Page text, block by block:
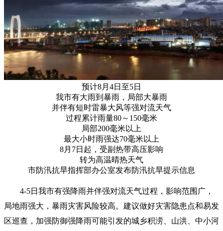
预计8月4日至5日
我市有大雨到暴雨，局部大暴雨
并伴有短时雷暴大风等强对流天气
过程累计雨量80～150毫米
局部200毫米以上
最大小时雨强达70毫米以上
8月7日起，受副热带高压影响
转为高温晴热天气
市防汛抗旱指挥部办公室发布防汛抗旱提示信息
4-5日我市有强降雨并伴强对流天气过程，影响范围广，
局地雨强大，暴雨灾害风险较高。建议做好灾害隐患点和易发
区巡查，加强防御强降雨可能引发的城乡积涝、山洪、中小河